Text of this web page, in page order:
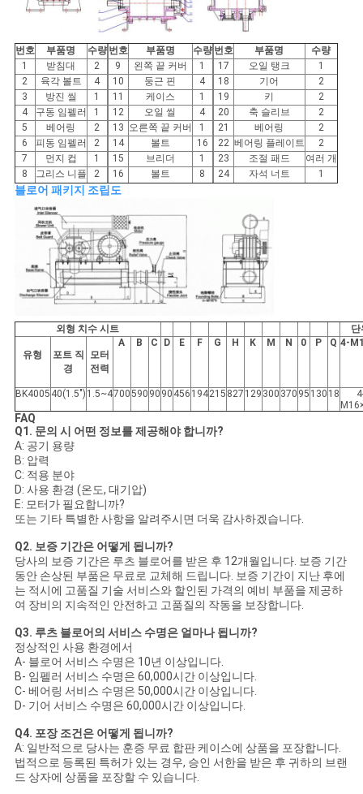
번호 부품명 수량 번호 부품명 수량 번호 부품명
수량
1
받침대 2 9 왼쪽 끝 커버 1 17 오일 탱크
1
2
육각 볼트 4 10 둥근 핀 4 18 기어
2
3
방진 씰 1 11 케이스 1 19 키
2
4
구동 임펠러 1 12 오일 씰 4 20 축 슬리브
2
5
베어링 2 13 오른쪽 끝 커버 1 21 베어링
2
6
피동 임펠러 2 14 볼트 16 22 베어링 플레이트
2
7
먼지 컵 1 15 브리더 1 23 조절 패드
여러 개
8
그리스 니플 2 16 볼트 8 24 자석 너트 1
블로어 패키지 조립도
외형 치수 시트
유형
포트 직
경
모터
전력
A B C D E F G H K M N 0 P Q 4-
BK4005 40(1.5") 1.5~4700590 90 90 456 194215 827 129 300 370 95 130 18
FAQ
Q1. 문의 시 어떤 정보를 제공해야 합니까?
A: 공기 용량
B: 압력
C: 적용 분야
D: 사용 환경 (온도, 대기압)
E: 모터가 필요합니까?
또는 기타 특별한 사항을 알려주시면 더욱 감사하겠습니다.
Q2. 보증 기간은 어떻게 됩니까?
당사의 보증 기간은 루츠 블로어를 받은 후 12개월입니다. 보증 기간
동안 손상된 부품은 무료로 교체해 드립니다. 보증 기간이 지난 후에
는 적시에 고품질 기술 서비스와 할인된 가격의 예비 부품을 제공하
여 장비의 지속적인 안전하고 고품질의 작동을 보장합니다.
Q3. 루츠 블로어의 서비스 수명은 얼마나 됩니까?
정상적인 사용 환경에서
A- 블로어 서비스 수명은 10년 이상입니다.
B- 임펠러 서비스 수명은 60,000시간 이상입니다.
C- 베어링 서비스 수명은 50,000시간 이상입니다.
D- 기어 서비스 수명은 60,000시간 이상입니다.
Q4. 포장 조건은 어떻게 됩니까?
A: 일반적으로 당사는 훈증 무료 합판 케이스에 상품을 포장합니다.
법적으로 등록된 특허가 있는 경우, 승인 서한을 받은 후 귀하의 브랜
드 상자에 상품을 포장할 수 있습니다.